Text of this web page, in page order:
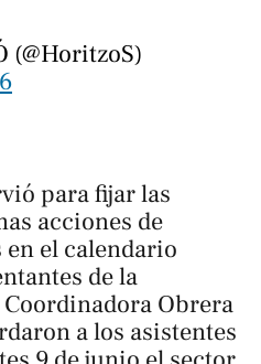
(@HoritzoS)
para fijar las
acciones de
el calendario
de la
Obrera
a los asistentes